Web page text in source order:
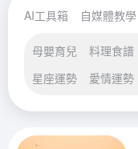
AI工具箱 自媒體教學
母嬰育兒 料理食譜
星座運勢
愛情運勢